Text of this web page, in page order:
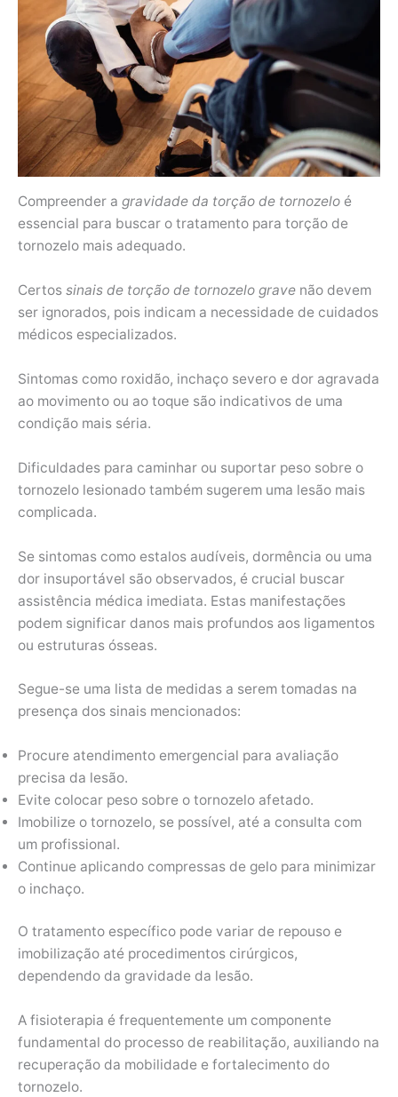
Compreender a gravidade da torção de tornozelo é
essencial para buscar o tratamento para torção de
tornozelo mais adequado.
Certos sinais de torção de tornozelo grave não devem
ser ignorados, pois indicam a necessidade de cuidados
médicos especializados.
Sintomas como roxidão, inchaço severo e dor agravada
ao movimento ou ao toque são indicativos de uma
condição mais séria.
Dificuldades para caminhar ou suportar peso sobre o
tornozelo lesionado também sugerem uma lesão mais
complicada.
Se sintomas como estalos audíveis, dormência ou uma
dor insuportável são observados, é crucial buscar
assistência médica imediata. Estas manifestações
podem significar danos mais profundos aos ligamentos
ou estruturas ósseas.
Segue-se uma lista de medidas a serem tomadas na
presença dos sinais mencionados:
Procure atendimento emergencial para avaliação
precisa da lesão.
Evite colocar peso sobre o tornozelo afetado.
Imobilize o tornozelo, se possível, até a consulta com
um profissional.
Continue aplicando compressas de gelo para minimizar
o inchaço.
O tratamento específico pode variar de repouso e
imobilização até procedimentos cirúrgicos,
dependendo da gravidade da lesão.
A fisioterapia é frequentemente um componente
fundamental do processo de reabilitação, auxiliando na
recuperação da mobilidade e fortalecimento do
tornozelo.